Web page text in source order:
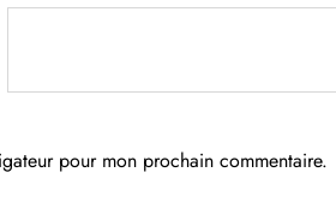
pour mon prochain commentaire.